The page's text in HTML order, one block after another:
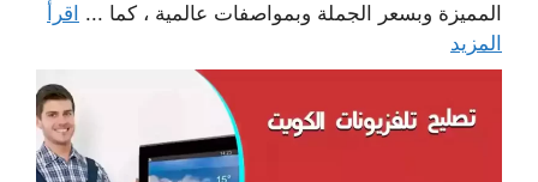
المميزة وبسعر الجملة وبمواصفات عالمية ، كما ... اقرأ
المزيد